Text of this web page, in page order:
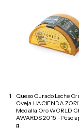
1
Queso Curado Leche
Oveja HACIENDA
Medalla Oro WORLD
AWARDS 2015 - Peso
g.